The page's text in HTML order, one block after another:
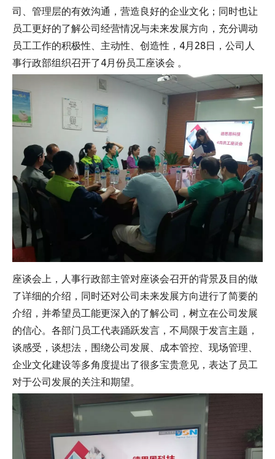
司、管理层的有效沟通，营造良好的企业文化；同时也让
员工更好的了解公司经营情况与未来发展方向，充分调动
员工工作的积极性、主动性、创造性，4月28日，公司人
事行政部组织召开了4月份员工座谈会 。
座谈会上，人事行政部主管对座谈会召开的背景及目的做
了详细的介绍，同时还对公司未来发展方向进行了简要的
介绍，并希望员工能更深入的了解公司，树立在公司发展
的信心。各部门员工代表踊跃发言，不局限于发言主题，
谈感受，谈想法，围绕公司发展、成本管控、现场管理、
企业文化建设等多角度提出了很多宝贵意见，表达了员工
对于公司发展的关注和期望。